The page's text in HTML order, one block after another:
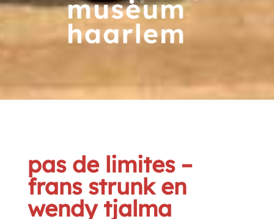
pas de limites –
frans strunk en
wendy tjalma